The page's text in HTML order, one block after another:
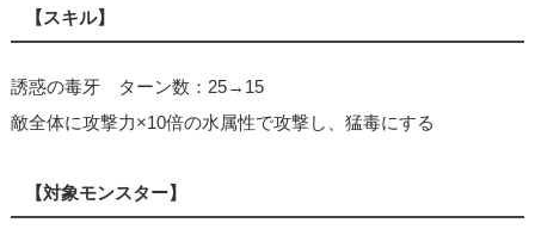
【スキル】
誘惑の毒牙 ターン数：25→15
敵全体に攻撃力×10倍の水属性で攻撃し、猛毒にする
【対象モンスター】